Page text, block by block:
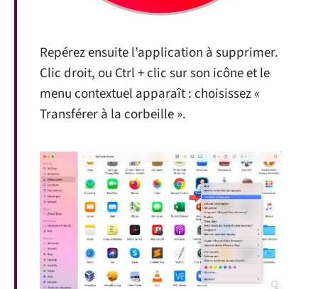
Repérez ensuite l’application à supprimer.
Clic droit, ou Ctrl + clic sur son icône et le
menu contextuel apparaît : choisissez «
Transférer à la corbeille ».